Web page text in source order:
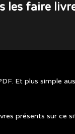
les faire
Et plus simple
présents sur ce